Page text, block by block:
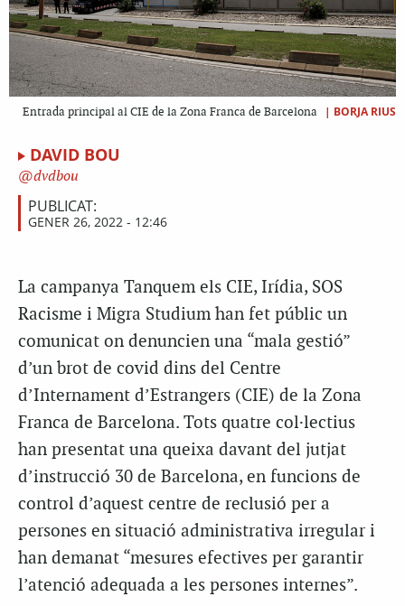
Entrada principal al CIE de la Zona Franca de Barcelona | BORJA RIUS
DAVID BOU
dvdbou
PUBLICAT:
GENER 26, 2022 - 12:46
La campanya Tanquem els CIE, Irídia, SOS
Racisme i Migra Studium han fet públic un
comunicat on denuncien una “mala gestió”
d’un brot de covid dins del Centre
d’Internament d’Estrangers (CIE) de la Zona
Franca de Barcelona. Tots quatre col·lectius
han presentat una queixa davant del jutjat
d’instrucció 30 de Barcelona, en funcions de
control d’aquest centre de reclusió per a
persones en situació administrativa irregular i
han demanat “mesures efectives per garantir
l’atenció adequada a les persones internes”.